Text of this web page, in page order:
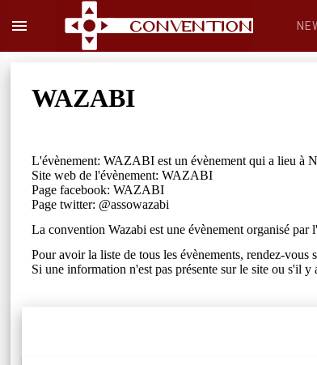
menu
WAZABI
L'évènement: WAZABI est un évènement qui a lieu à
Site web de l'évènement: WAZABI
Page facebook: WAZABI
Page twitter: @assowazabi
La convention Wazabi est une évènement organisé
Pour avoir la liste de tous les évènements, rendez-vous
Si une information n'est pas présente sur le site ou s'il